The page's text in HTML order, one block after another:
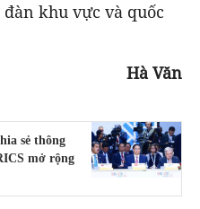
khu vực và quốc
Hà Văn
sẻ thông
mở rộng